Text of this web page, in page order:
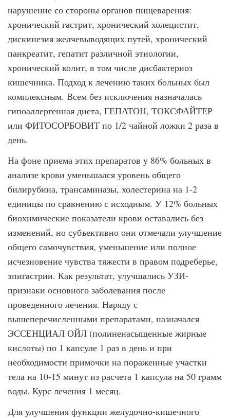
нарушение со стороны органов пищеварения:
хронический гастрит, хронический холецистит,
дискинезия желчевыводящих путей, хронический
панкреатит, гепатит различной этиологии,
хронический колит, в том числе дисбактериоз
кишечника. Подход к лечению таких больных был
комплексным. Всем без исключения назначалась
гипоаллергенная диета, ГЕПАТОН, ТОКСФАЙТЕР
или ФИТОСОРБОВИТ по 1/2 чайной ложки 2 раза в
день.
На фоне приема этих препаратов у 86% больных в
анализе крови уменьшался уровень общего
билирубина, трансаминазы, холестерина на 1-2
единицы по сравнению с исходным. У 12% больных
биохимические показатели крови оставались без
изменений, но субъективно они отмечали улучшение
общего самочувствия, уменьшение или полное
исчезновение чувства тяжести в правом подреберье,
эпигастрии. Как результат, улучшались УЗИ-
признаки основного заболевания после
проведенного лечения. Наряду с
вышеперечисленными препаратами, назначался
ЭССЕНЦИАЛ ОЙЛ (полиненасыщенные жирные
кислоты) по 1 капсуле 1 раз в день и при
необходимости примочки на пораженные участки
тела на 10-15 минут из расчета 1 капсула на 50 грамм
воды. Курс лечения 1 месяц.
Для улучшения функции желудочно-кишечного